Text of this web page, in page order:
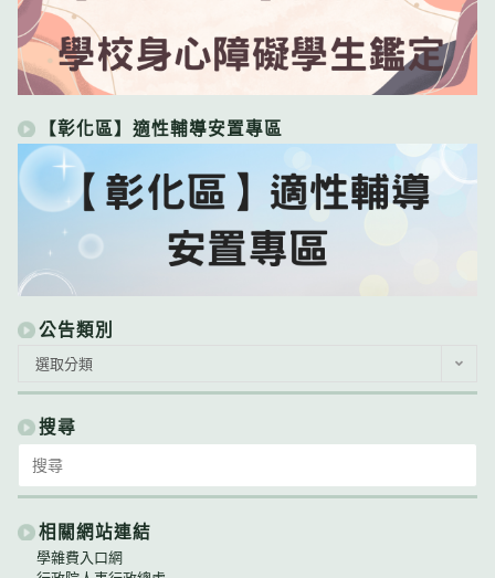
【彰化區】適性輔導安置專區
公告類別
類
別
選取分類
搜尋
for:
相關網站連結
學雜費入口網